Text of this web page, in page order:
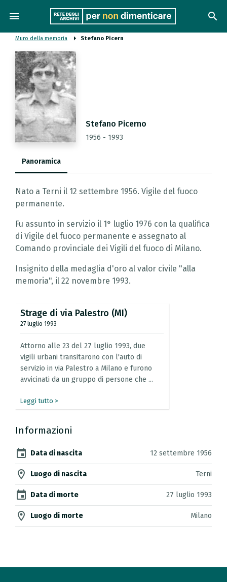
menu search
Muro della memoria Stefano Picern
Stefano Picerno
1956 - 1993
Panoramica
Nato a Terni il 12 settembre 1956. Vigile del fuoco
permanente.
Fu assunto in servizio il 1° luglio 1976 con la qualifica
di Vigile del fuoco permanente e assegnato al
Comando provinciale dei Vigili del fuoco di Milano.
Insignito della medaglia d'oro al valor civile "alla
memoria", il 22 novembre 1993.
Strage di via Palestro (MI)
27 luglio 1993
Attorno alle 23 del 27 luglio 1993, due
vigili urbani transitarono con l'auto di
servizio in via Palestro a Milano e furono
avvicinati da un gruppo di persone che ...
Leggi tutto >
Informazioni
event Data di nascita 12 settembre 1956
location_on Luogo di nascita Terni
event Data di morte 27 luglio 1993
location_on Luogo di morte Milano